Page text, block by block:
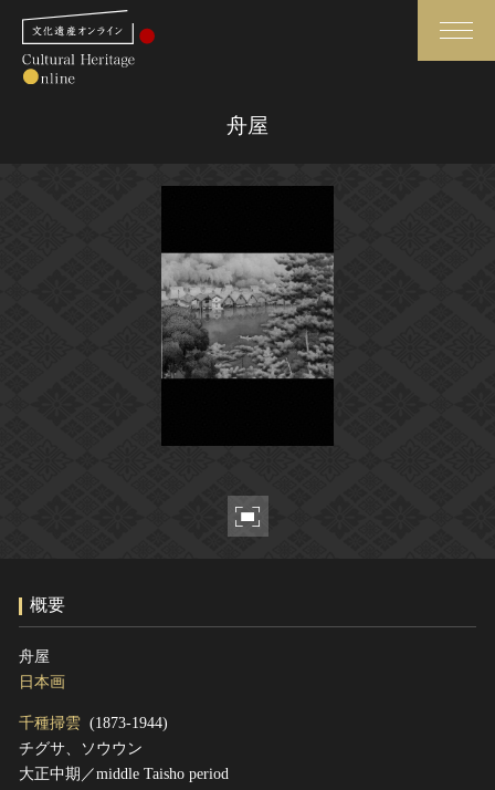
動画で見る無形の文化財
媒体資料・関連記事等
博物館、美術館の皆さまへ
ヘルプ
文化遺産データベース
国指定文化財等データベース
舟屋
概要
舟屋
日本画
千種掃雲 (1873-1944)
チグサ、ソウウン
大正中期／middle Taisho period